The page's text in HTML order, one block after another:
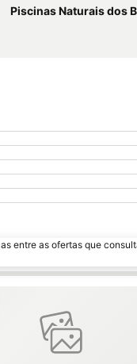
Piscinas Naturais dos
entre as ofertas que
aos favoritos